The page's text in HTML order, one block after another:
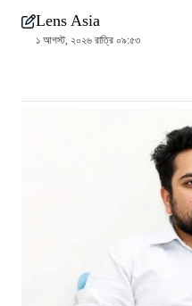
Lens Asia
১ আগস্ট, ২০২৬ রাত্রি ০৯:৫৩